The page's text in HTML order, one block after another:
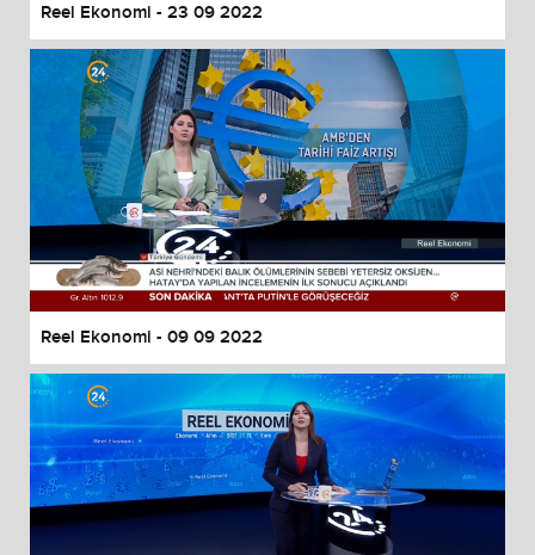
Reel Ekonomi - 23 09 2022
Reel Ekonomi - 09 09 2022